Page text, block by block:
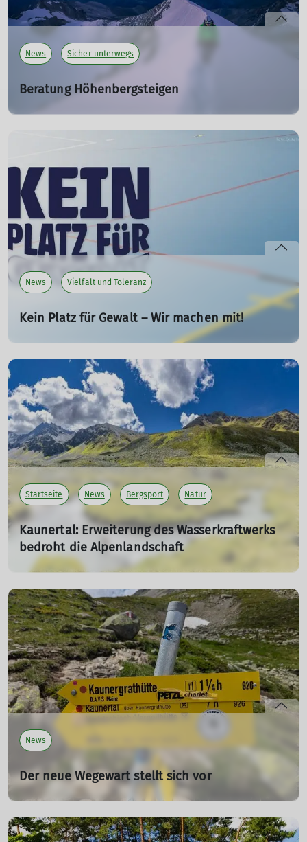
News Sicher unterwegs
Beratung Höhenbergsteigen
01.08.2024
Unser aktives MitgliedDr. Nadine Dreimüllerist
Höhenmedizinerin. Das erworbene Wissen möchte sie
gerne allen Mitgliedern unserer Sektion zur Verfügung
stellen.
mehr erfahren
News Vielfalt und Toleranz
Kein Platz für Gewalt – Wir machen mit!
Der Deutsche Alpenverein steht für Fairness,
Wertschätzung und ein respektvolles Miteinander.
Gemeinsam mit dem Landessportbund Rheinland-Pfalz
setzen wir ein Zeichen.
mehr erfahren
Startseite News Bergsport Natur
Kaunertal: Erweiterung des Wasserkraftwerks
bedroht die Alpenlandschaft
DAV Mainz fordert Schutz der einzigartigen Region – Jetzt
16.03.2025
Die geplante Erweiterung des Kaunertal-
Wasserkraftwerks bedroht nicht nur ein einzigartiges
Ökosystem, sondern betrifft auch uns ganz konkret.
mehr erfahren
News
Der neue Wegewart stellt sich vor
12.08.2024
Jörg Ladiges ist der neue Wegewart der DAV Sektion
Mainz.